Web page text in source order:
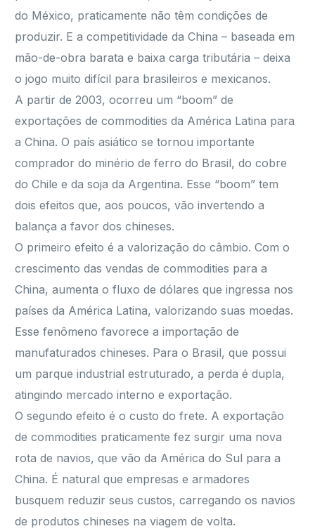
do México, praticamente não têm condições de
produzir. E a competitividade da China – baseada em
mão-de-obra barata e baixa carga tributária – deixa
o jogo muito difícil para brasileiros e mexicanos.
A partir de 2003, ocorreu um “boom” de
exportações de commodities da América Latina para
a China. O país asiático se tornou importante
comprador do minério de ferro do Brasil, do cobre
do Chile e da soja da Argentina. Esse “boom” tem
dois efeitos que, aos poucos, vão invertendo a
balança a favor dos chineses.
O primeiro efeito é a valorização do câmbio. Com o
crescimento das vendas de commodities para a
China, aumenta o fluxo de dólares que ingressa nos
países da América Latina, valorizando suas moedas.
Esse fenômeno favorece a importação de
manufaturados chineses. Para o Brasil, que possui
um parque industrial estruturado, a perda é dupla,
atingindo mercado interno e exportação.
O segundo efeito é o custo do frete. A exportação
de commodities praticamente fez surgir uma nova
rota de navios, que vão da América do Sul para a
China. É natural que empresas e armadores
busquem reduzir seus custos, carregando os navios
de produtos chineses na viagem de volta.